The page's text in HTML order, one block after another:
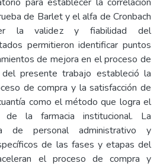
de Barlet y el alfa de Cronbach
la validez y fiabilidad del
permitieron identificar puntos
de mejora en el proceso de
del presente trabajo estableció la
de compra y la satisfacción de
como el método que logra el
de la farmacia institucional. La
de personal administrativo y
de las fases y etapas del
el proceso de compra y